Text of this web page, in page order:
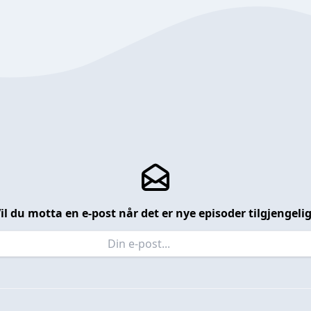
du motta en e-post når det er nye episoder